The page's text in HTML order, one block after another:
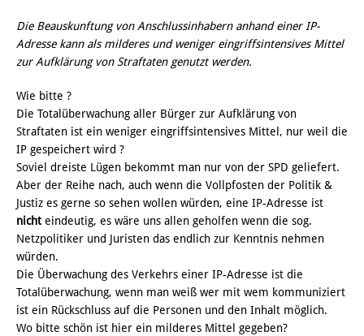
Die Beauskunftung von Anschlussinhabern anhand einer IP-
Adresse kann als milderes und weniger eingriffsintensives Mittel
zur Aufklärung von Straftaten genutzt werden.
Wie bitte ?
Die Totalüberwachung aller Bürger zur Aufklärung von
Straftaten ist ein weniger eingriffsintensives Mittel, nur weil die
IP gespeichert wird ?
Soviel dreiste Lügen bekommt man nur von der SPD geliefert.
Aber der Reihe nach, auch wenn die Vollpfosten der Politik &
Justiz es gerne so sehen wollen würden, eine IP-Adresse ist
nicht eindeutig, es wäre uns allen geholfen wenn die sog.
Netzpolitiker und Juristen das endlich zur Kenntnis nehmen
würden.
Die Überwachung des Verkehrs einer IP-Adresse ist die
Totalüberwachung, wenn man weiß wer mit wem kommuniziert
ist ein Rückschluss auf die Personen und den Inhalt möglich.
Wo bitte schön ist hier ein milderes Mittel gegeben?